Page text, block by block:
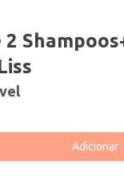
Adicionar